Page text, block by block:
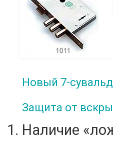
Новый 7-
Защита от
Наличие